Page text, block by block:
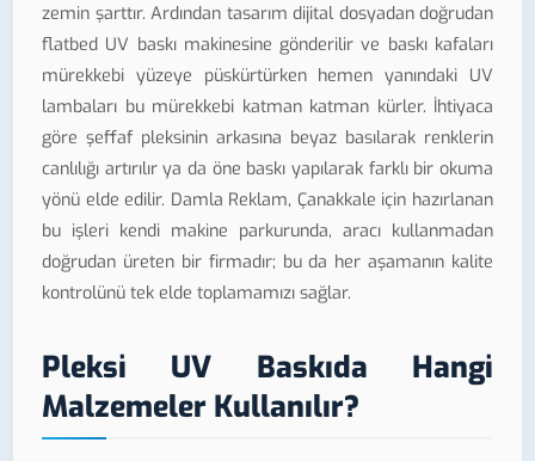
zemin şarttır. Ardından tasarım dijital dosyadan doğrudan
flatbed UV baskı makinesine gönderilir ve baskı kafaları
mürekkebi yüzeye püskürtürken hemen yanındaki UV
lambaları bu mürekkebi katman katman kürler. İhtiyaca
göre şeffaf pleksinin arkasına beyaz basılarak renklerin
canlılığı artırılır ya da öne baskı yapılarak farklı bir okuma
yönü elde edilir. Damla Reklam, Çanakkale için hazırlanan
bu işleri kendi makine parkurunda, aracı kullanmadan
doğrudan üreten bir firmadır; bu da her aşamanın kalite
kontrolünü tek elde toplamamızı sağlar.
Pleksi UV Baskıda Hangi
Malzemeler Kullanılır?